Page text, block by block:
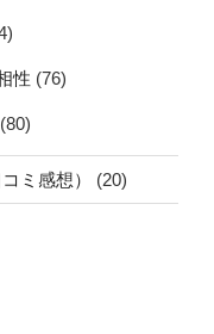
性 (76)
(80)
ミ感想） (20)